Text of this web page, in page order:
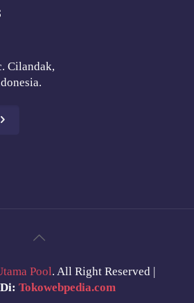
Cilandak,
Pool. All Right Reserved |
Tokowebpedia.com